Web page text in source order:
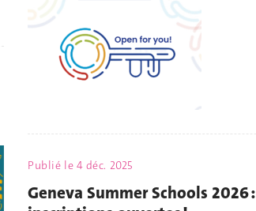
Publié le 4 déc. 2025
Geneva Summer Schools 2026 :